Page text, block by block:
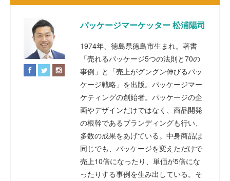
パッケージマーケッター 松浦陽司
1974年、徳島県徳島市生まれ。著書
「売れるパッケージ5つの法則と70の
事例」と「売上がグングン伸びるパッ
ケージ戦略」を出版。パッケージマー
ケティングの創始者。パッケージの企
画やデザインだけではなく、商品開発
の根幹であるブランディングも行い、
多数の成果をあげている。中身商品は
同じでも、パッケージを変えただけで
売上10倍になったり、単価が5倍にな
ったりする事例を生み出している。そ